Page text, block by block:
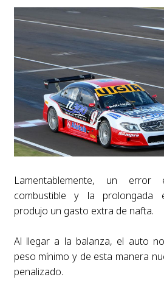
Lamentablemente, un
combustible y la prolongada
produjo un gasto extra de nafta.
Al llegar a la balanza, el auto
peso mínimo y de esta manera
penalizado.